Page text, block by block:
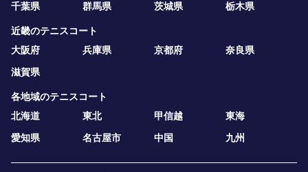
千葉県
群馬県 茨城県 栃木県
近畿のテニスコート
大阪府
兵庫県 京都府
奈良県
滋賀県
各地域のテニスコート
北海道
東北 甲信越
東海
愛知県
名古屋市 中国 九州